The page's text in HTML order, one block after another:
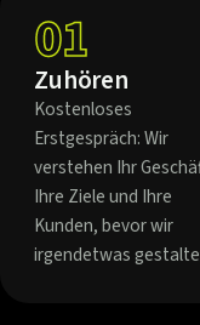
01
Zuhören
Kostenloses
Erstgespräch: Wir
verstehen Ihr
Ihre Ziele und Ihre
Kunden, bevor wir
irgendetwas